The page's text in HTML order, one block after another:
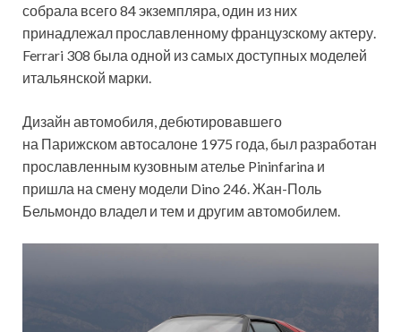
собрала всего 84 экземпляра, один из них
принадлежал прославленному французскому актеру.
Ferrari 308 была одной из самых доступных моделей
итальянской марки.
Дизайн автомобиля, дебютировавшего
на Парижском автосалоне 1975 года, был разработан
прославленным кузовным ателье Pininfarina и
пришла на смену модели Dino 246. Жан-Поль
Бельмондо владел и тем и другим автомобилем.